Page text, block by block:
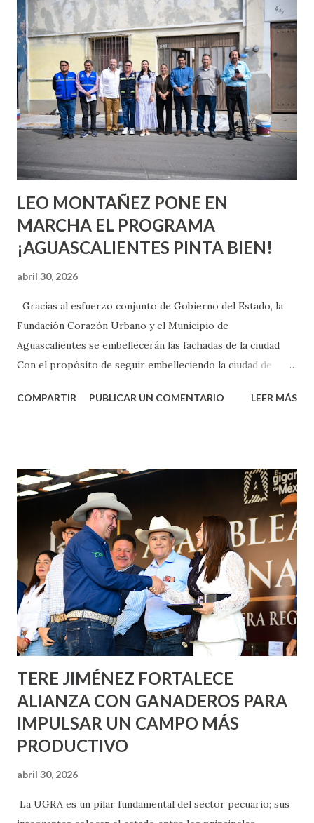
conoces ni la mitad de lo que deberías saber. Pero incluso
quienes ya han tenido relaciones sexuales no son expertos
o expertas en el tema. Siempre hay algo nuevo que
aprender y nuevas experiencias que conocer. Si eres una
chica y aún no has tenido relaciones sexuales, tal vez
pienses que el sexo será increíble y no puedas esperar para
experimentarlo, pero como cualquier persona con
experiencia te dirá, siempre es mejor cuando ambas partes
son suficientemen...
LEO MONTAÑEZ PONE EN
MARCHA EL PROGRAMA
¡AGUASCALIENTES PINTA BIEN!
abril 30, 2026
Gracias al esfuerzo conjunto de Gobierno del Estado, la
Fundación Corazón Urbano y el Municipio de
Aguascalientes se embellecerán las fachadas de la ciudad
Con el propósito de seguir embelleciendo la ciudad de
municipal, Leo Montañez dio inicio al programa
Corazón Urbano y el Municipio capital. Leo Montañez
informó que en este programa se usarán cerca de 90 mil
metros cuadrados de pintura, para dar inicio en la calle
Nieto, entre Jesús F. Elizondo y la calle 22 de Octubre, con
lo que se aplicará pintura en 66 casas. Posteriormente se
llevará este programa a Villas de Nuestra Señora de la
Asunción, Avenida Alameda y Decreto 27 de Septiembre, en
los edificios FOVISSSTE Ojo de Agua, en la comunidad
Norias de Paso Hondo y en los edificios de...
COMPARTIR PUBLICAR UN COMENTARIO LEER MÁS
TERE JIMÉNEZ FORTALECE
ALIANZA CON GANADEROS PARA
IMPULSAR UN CAMPO MÁS
PRODUCTIVO
abril 30, 2026
La UGRA es un pilar fundamental del sector pecuario; sus